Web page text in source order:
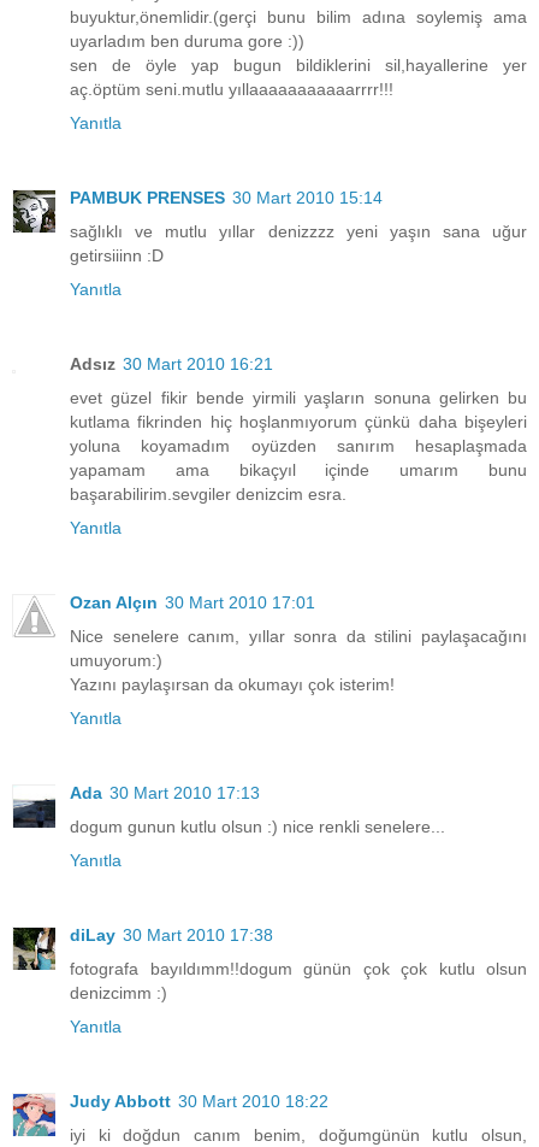
buyuktur,önemlidir.(gerçi bunu bilim adına soylemiş ama
uyarladım ben duruma gore :))
sen de öyle yap bugun bildiklerini sil,hayallerine yer
aç.öptüm seni.mutlu yıllaaaaaaaaaaarrrr!!!
Yanıtla
PAMBUK PRENSES 30 Mart 2010 15:14
sağlıklı ve mutlu yıllar denizzzz yeni yaşın sana uğur
getirsiiinn :D
Yanıtla
Adsız 30 Mart 2010 16:21
evet güzel fikir bende yirmili yaşların sonuna gelirken bu
kutlama fikrinden hiç hoşlanmıyorum çünkü daha bişeyleri
yoluna koyamadım oyüzden sanırım hesaplaşmada
yapamam ama bikaçyıl içinde umarım bunu
başarabilirim.sevgiler denizcim esra.
Yanıtla
Ozan Alçın 30 Mart 2010 17:01
Nice senelere canım, yıllar sonra da stilini paylaşacağını
umuyorum:)
Yazını paylaşırsan da okumayı çok isterim!
Yanıtla
Ada 30 Mart 2010 17:13
dogum gunun kutlu olsun :) nice renkli senelere...
Yanıtla
diLay 30 Mart 2010 17:38
fotografa bayıldımm!!dogum günün çok çok kutlu olsun
denizcimm :)
Yanıtla
Judy Abbott 30 Mart 2010 18:22
iyi ki doğdun canım benim, doğumgünün kutlu olsun,